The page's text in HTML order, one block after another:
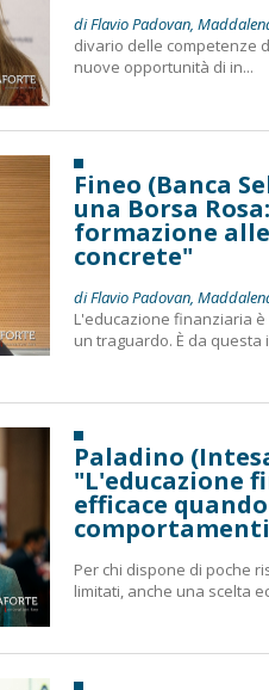
di Flavio Padovan,
divario delle competenze
nuove opportunità di in...
Fineo (Banca
una Borsa
formazione
concrete"
di Flavio Padovan,
L'educazione finanziaria
un traguardo. È da questa
Paladino
"L'educazione
efficace
Per chi dispone di poche
limitati, anche una scelta